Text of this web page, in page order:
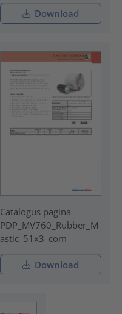
Download
Catalogus pagina
PDP_MV760_Rubber_M
astic_51x3_com
Download